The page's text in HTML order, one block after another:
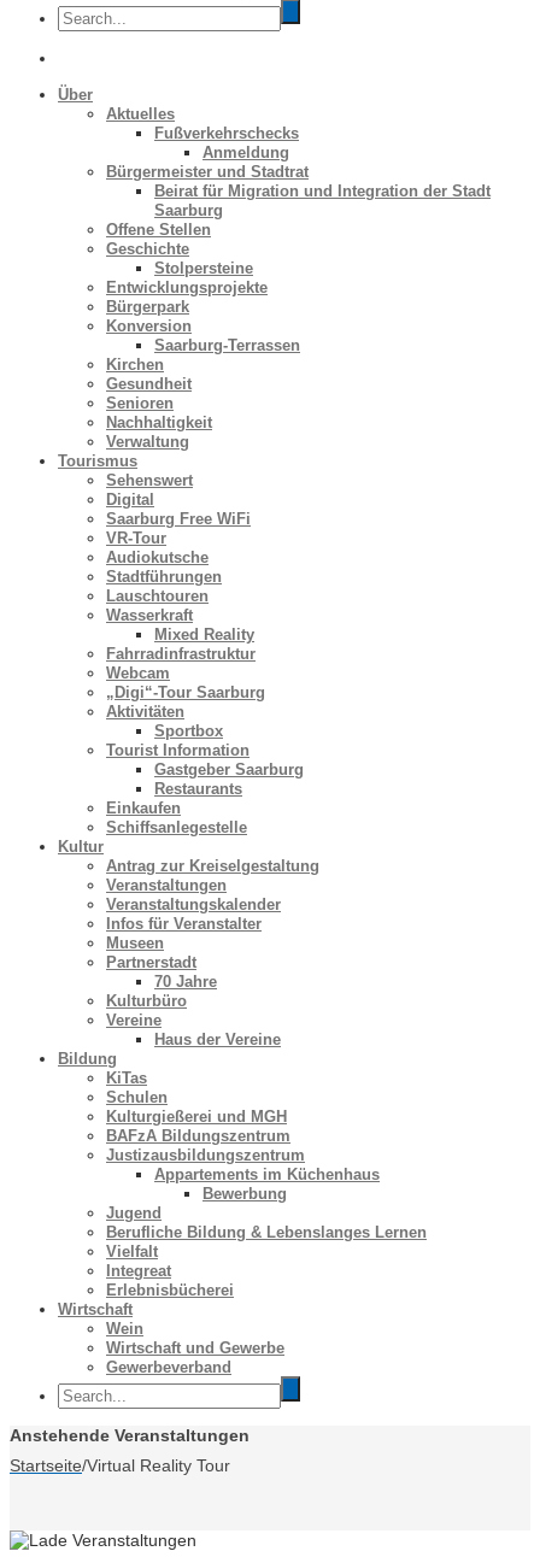
Über
Aktuelles
Fußverkehrschecks
Anmeldung
Bürgermeister und Stadtrat
Beirat für Migration und Integration der Stadt
Saarburg
Offene Stellen
Geschichte
Stolpersteine
Entwicklungsprojekte
Bürgerpark
Konversion
Saarburg-Terrassen
Kirchen
Gesundheit
Senioren
Nachhaltigkeit
Verwaltung
Tourismus
Sehenswert
Digital
Saarburg Free WiFi
VR-Tour
Audiokutsche
Stadtführungen
Lauschtouren
Wasserkraft
Mixed Reality
Fahrradinfrastruktur
Webcam
„Digi“-Tour Saarburg
Aktivitäten
Sportbox
Tourist Information
Gastgeber Saarburg
Restaurants
Einkaufen
Schiffsanlegestelle
Kultur
Antrag zur Kreiselgestaltung
Veranstaltungen
Veranstaltungskalender
Infos für Veranstalter
Museen
Partnerstadt
70 Jahre
Kulturbüro
Vereine
Haus der Vereine
Bildung
KiTas
Schulen
Kulturgießerei und MGH
BAFzA Bildungszentrum
Justizausbildungszentrum
Appartements im Küchenhaus
Bewerbung
Jugend
Berufliche Bildung & Lebenslanges Lernen
Vielfalt
Integreat
Erlebnisbücherei
Wirtschaft
Wein
Wirtschaft und Gewerbe
Gewerbeverband
Anstehende Veranstaltungen
Startseite/Virtual Reality Tour